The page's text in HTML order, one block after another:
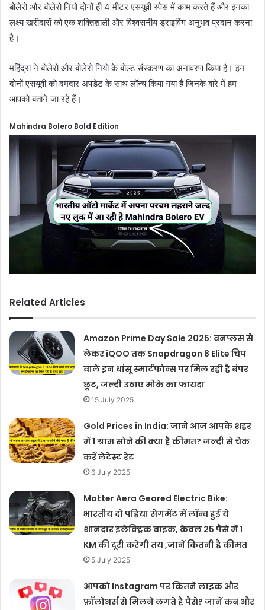
बोलेरो और बोलेरो नियो दोनों ही 4 मीटर एसयूवी स्पेस में काम करते हैं और इनका
लक्ष्य खरीदारों को एक शक्तिशाली और विश्वसनीय ड्राइविंग अनुभव प्रदान करना
है।
महिंद्रा ने बोलेरो और बोलेरो नियो के बोल्ड संस्करण का अनावरण किया है। इन
दोनों एसयूवी को दमदार अपडेट के साथ लॉन्च किया गया है जिनके बारे में हम
आपको बताने जा रहे हैं।
Mahindra Bolero Bold Edition
Related Articles
Amazon Prime Day Sale 2025: वनप्लस से
लेकर iQOO तक Snapdragon 8 Elite चिप
वाले इन धांसू स्मार्टफोन्स पर मिल रही है बंपर
छूट, जल्दी उठाए मोके का फायदा
15 July 2025
Gold Prices in India: जाने आज आपके शहर
में 1 ग्राम सोने की क्या है कीमत? जल्दी से चेक
करें लेटेस्ट रेट
6 July 2025
Matter Aera Geared Electric Bike:
भारतीय दो पहिया सेगमेंट में लॉन्च हुई ये
शानदार इलेक्ट्रिक बाइक, केवल 25 पैसे में 1
KM की दूरी करेगी तय ,जानें कितनी है कीमत
5 July 2025
आपको Instagram पर कितने लाइक और
फ़ॉलोअर्स से मिलने लगते है पैसे? जानें कब और